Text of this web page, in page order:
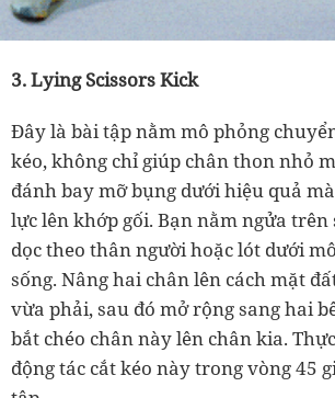
3. Lying Scissors Kick
Đây là bài tập nằm mô phỏng
kéo, không chỉ giúp chân thon nhỏ
đánh bay mỡ bụng dưới hiệu quả
lực lên khớp gối. Bạn nằm ngửa
dọc theo thân người hoặc lót dưới
sống. Nâng hai chân lên cách mặt
vừa phải, sau đó mở rộng sang hai
bắt chéo chân này lên chân kia.
động tác cắt kéo này trong vòng 45